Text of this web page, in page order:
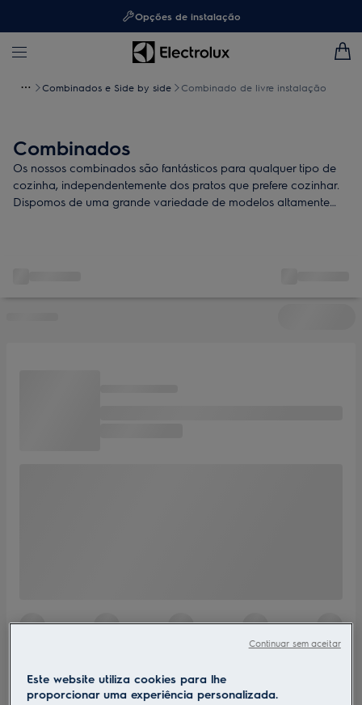
Opções de instalação
Combinados e Side by side Combinado de livre instalação
Combinados
Os nossos combinados são fantásticos para qualquer tipo de
cozinha, independentemente dos pratos que prefere cozinhar.
Dispomos de uma grande variedade de modelos altamente
Este website utiliza cookies para lhe
proporcionar uma experiência personalizada.
Continuar sem aceitar